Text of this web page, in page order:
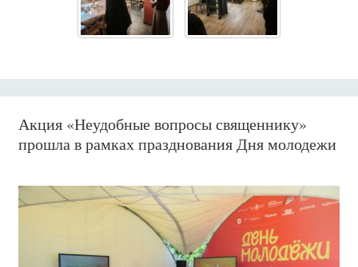
Акция «Неудобные вопросы священнику»
прошла в рамках празднования Дня молодежи